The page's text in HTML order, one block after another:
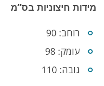
מידות חיצוניות בס”מ
רוחב: 90
עומק: 98
גובה: 110